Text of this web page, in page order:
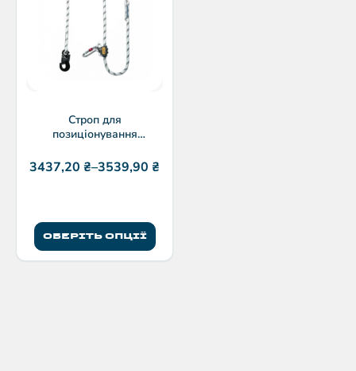
Строп для
позиціонування
AJ561
3437,20 ₴–3539,90 ₴
ОБЕРІТЬ ОПЦІЇ